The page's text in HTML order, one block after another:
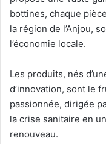
bottines, chaque
la région de l’Anjou,
l’économie locale.
Les produits, nés
d’innovation, sont le
passionnée, dirigée
la crise sanitaire en
renouveau.